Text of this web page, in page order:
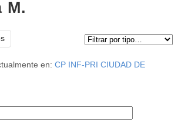
M.
en: CP INF-PRI CIUDAD DE